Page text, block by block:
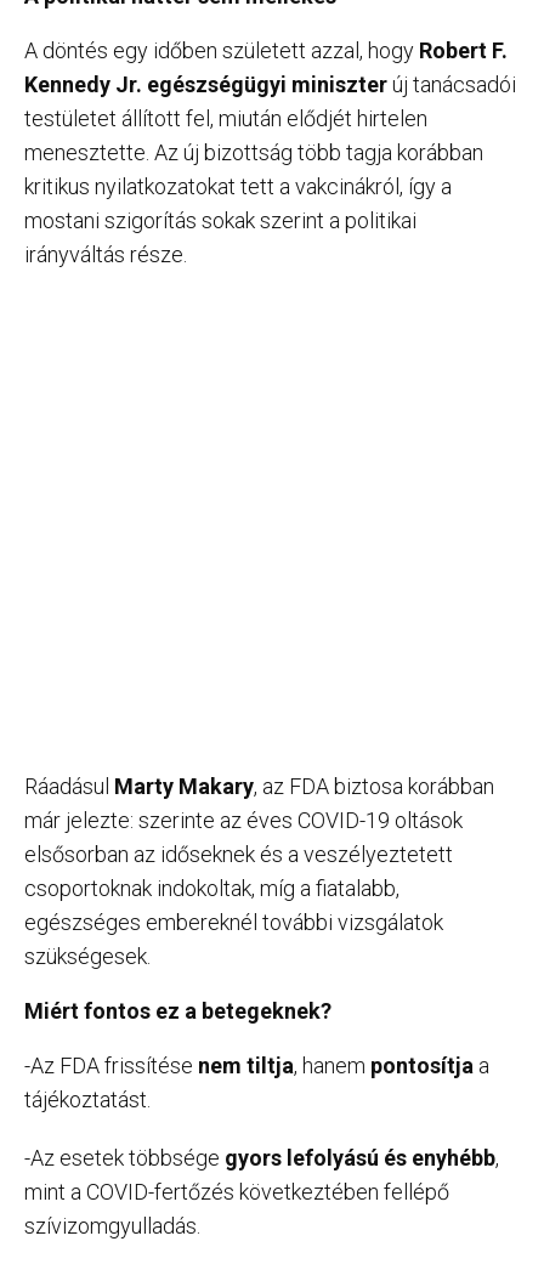
A döntés egy időben született azzal, hogy Robert F.
Kennedy Jr. egészségügyi miniszterúj tanácsadói
testületet állított fel, miután elődjét hirtelen
menesztette. Az új bizottság több tagja korábban
kritikus nyilatkozatokat tett a vakcinákról, így a
mostani szigorítás sokak szerint a politikai
irányváltás része.
Ráadásul Marty Makary, az FDA biztosa korábban
már jelezte: szerinte az éves COVID-19 oltások
elsősorban az időseknek és a veszélyeztetett
csoportoknak indokoltak, míg a fiatalabb,
egészséges embereknél további vizsgálatok
szükségesek.
Miért fontos ez a betegeknek?
-Az FDA frissítése nem tiltja, hanem pontosítja a
tájékoztatást.
-Az esetek többsége gyors lefolyású és enyhébb,
mint a COVID-fertőzés következtében fellépő
szívizomgyulladás.